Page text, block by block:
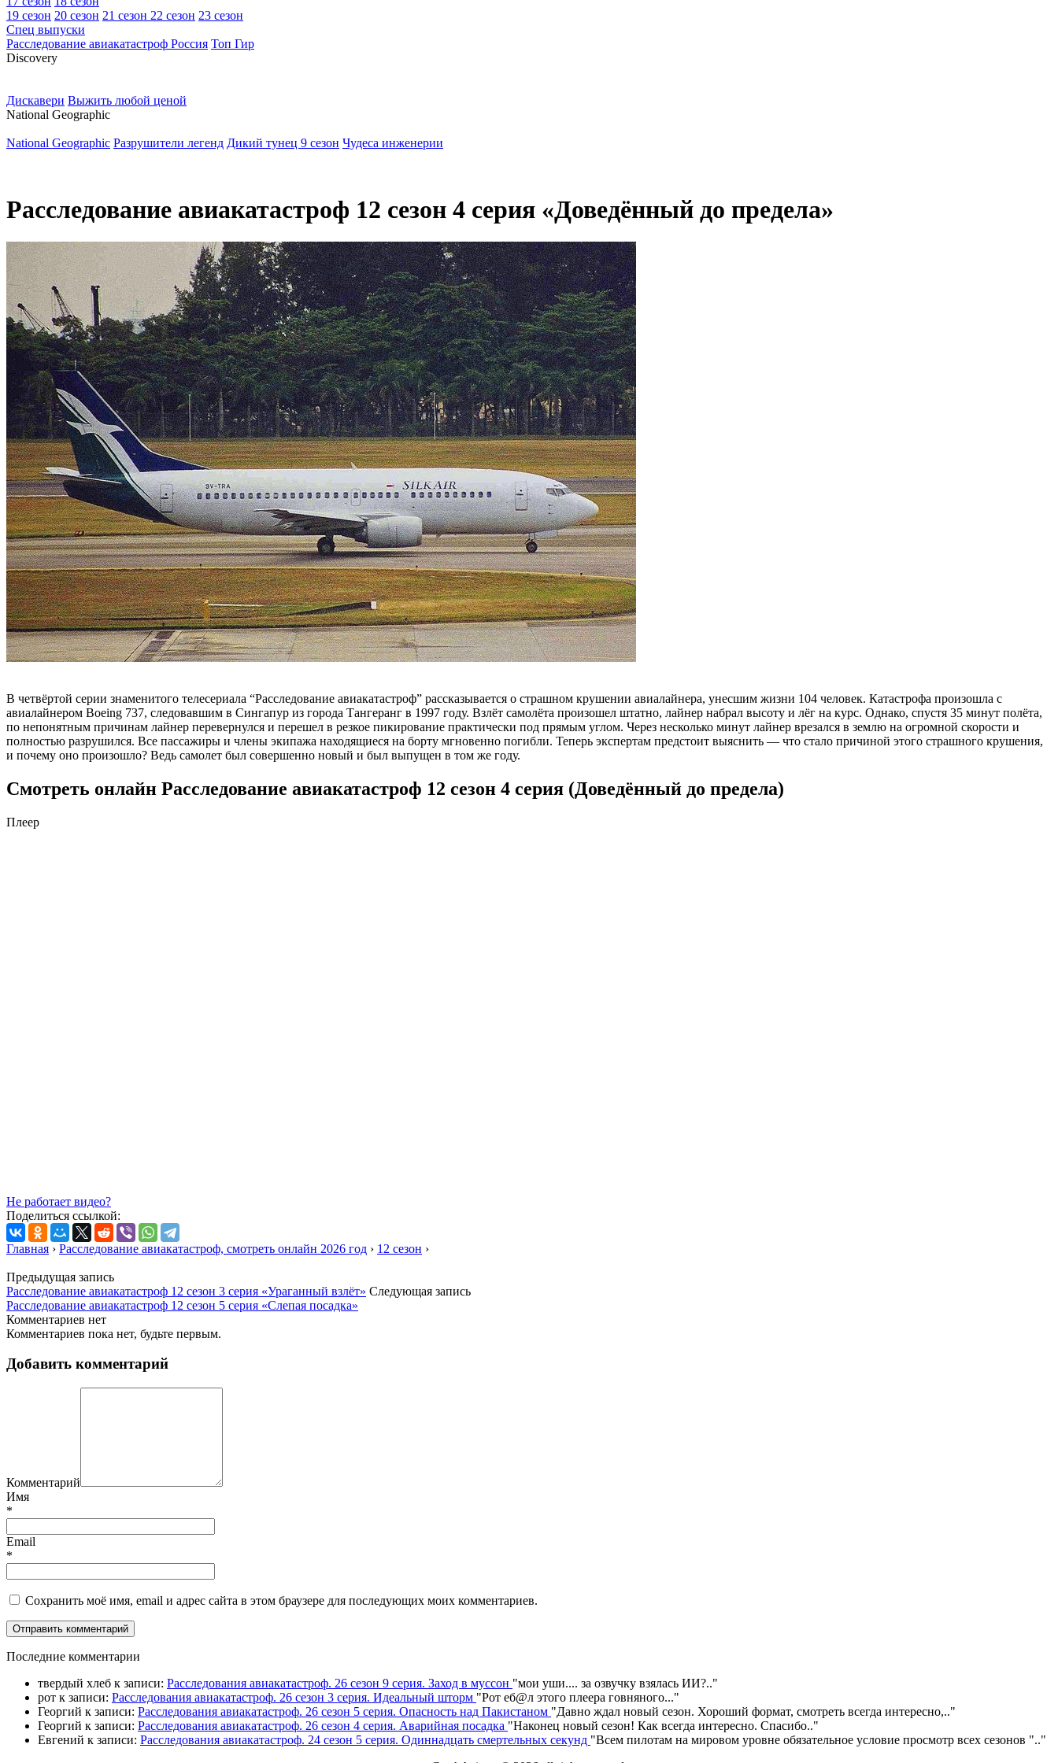
19 сезон 20 сезон 21 сезон 22 сезон 23 сезон
Спец выпуски
Расследование авиакатастроф Россия Топ Гир
Discovery
Дискавери Выжить любой ценой
National Geographic
National Geographic Разрушители легенд Дикий тунец 9 сезон Чудеса инженерии
Расследование авиакатастроф 12 сезон 4 серия «Доведённый до предела»
В четвёртой серии знаменитого телесериала “Расследование авиакатастроф” рассказывается о страшном крушении авиалайнера, унесшим жизни 104 человек. Катастрофа произошла с
авиалайнером Boeing 737, следовавшим в Сингапур из города Тангеранг в 1997 году. Взлёт самолёта произошел штатно, лайнер набрал высоту и лёг на курс. Однако, спустя 35 минут полёта,
по непонятным причинам лайнер перевернулся и перешел в резкое пикирование практически под прямым углом. Через несколько минут лайнер врезался в землю на огромной скорости и
полностью разрушился. Все пассажиры и члены экипажа находящиеся на борту мгновенно погибли. Теперь экспертам предстоит выяснить — что стало причиной этого страшного крушения,
и почему оно произошло? Ведь самолет был совершенно новый и был выпущен в том же году.
Смотреть онлайн Расследование авиакатастроф 12 сезон 4 серия (Доведённый до предела)
Плеер
Не работает видео?
Поделиться ссылкой:
Главная › Расследование авиакатастроф, смотреть онлайн 2026 год › 12 сезон ›
Предыдущая запись
Расследование авиакатастроф 12 сезон 3 серия «Ураганный взлёт» Следующая запись
Расследование авиакатастроф 12 сезон 5 серия «Слепая посадка»
Комментариев нет
Комментариев пока нет, будьте первым.
Добавить комментарий
Комментарий
Имя
*
Email
*
Сохранить моё имя, email и адрес сайта в этом браузере для последующих моих комментариев.
Последние комментарии
твердый хлеб к записи: Расследования авиакатастроф. 26 сезон 9 серия. Заход в муссон "мои уши.... за озвучку взялась ИИ?.."
рот к записи: Расследования авиакатастроф. 26 сезон 3 серия. Идеальный шторм "Рот еб@л этого плеера говняного..."
Георгий к записи: Расследования авиакатастроф. 26 сезон 5 серия. Опасность над Пакистаном "Давно ждал новый сезон. Хороший формат, смотреть всегда интересно,.."
Георгий к записи: Расследования авиакатастроф. 26 сезон 4 серия. Аварийная посадка "Наконец новый сезон! Как всегда интересно. Спасибо.."
Евгений к записи: Расследования авиакатастроф. 24 сезон 5 серия. Одиннадцать смертельных секунд "Всем пилотам на мировом уровне обязательное условие просмотр всех сезонов ".."